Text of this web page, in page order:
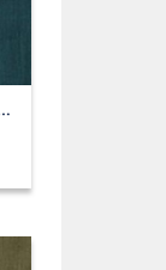
CORD 4.5W